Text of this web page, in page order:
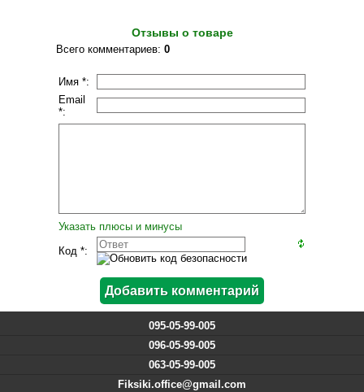
Отзывы о товаре
Всего комментариев: 0
Имя *:
Email
*:
Указать плюсы и минусы
Код *:
095-05-99-005
096-05-99-005
063-05-99-005
Fiksiki.office@gmail.com